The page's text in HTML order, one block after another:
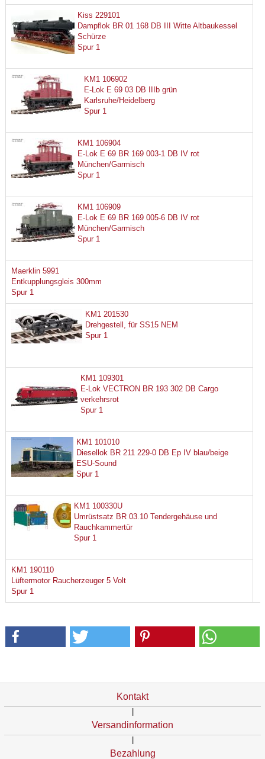
Kiss 229101
Dampflok BR 01 168 DB III Witte Altbaukessel
Schürze
Spur 1
KM1 106902
E-Lok E 69 03 DB IIIb grün
Karlsruhe/Heidelberg
Spur 1
KM1 106904
E-Lok E 69 BR 169 003-1 DB IV rot
München/Garmisch
Spur 1
KM1 106909
E-Lok E 69 BR 169 005-6 DB IV rot
München/Garmisch
Spur 1
Maerklin 5991
Entkupplungsgleis 300mm
Spur 1
KM1 201530
Drehgestell, für SS15 NEM
Spur 1
KM1 109301
E-Lok VECTRON BR 193 302 DB Cargo
verkehrsrot
Spur 1
KM1 101010
Diesellok BR 211 229-0 DB Ep IV blau/beige
ESU-Sound
Spur 1
KM1 100330U
Umrüstsatz BR 03.10 Tendergehäuse und
Rauchkammertür
Spur 1
KM1 190110
Lüftermotor Raucherzeuger 5 Volt
Spur 1
Kontakt
Versandinformation
Bezahlung